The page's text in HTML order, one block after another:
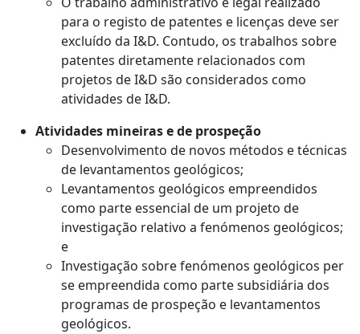
para o registo de patentes e licenças deve ser
excluído da I&D. Contudo, os trabalhos sobre
patentes diretamente relacionados com
projetos de I&D são considerados como
atividades de I&D.
Atividades mineiras e de prospeção
Desenvolvimento de novos métodos e técnicas
de levantamentos geológicos;
Levantamentos geológicos empreendidos
como parte essencial de um projeto de
investigação relativo a fenómenos geológicos;
e
Investigação sobre fenómenos geológicos per
se empreendida como parte subsidiária dos
programas de prospeção e levantamentos
geológicos.